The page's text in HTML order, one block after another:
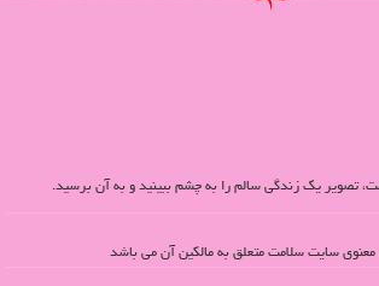
تصویر یک زندگی سالم را به چشم ببینید و به آن برسید.